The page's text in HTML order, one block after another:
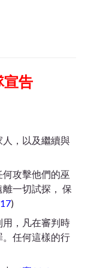
宣告
，以及繼續與
攻擊他們的巫
一切試探， 保
)
用，凡在審判時
任何這樣的行